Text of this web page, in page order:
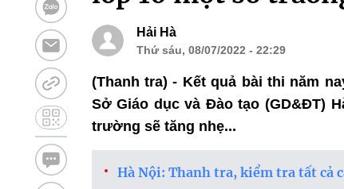
Hải Hà
Thứ sáu, 08/07/2022 - 22:29
(Thanh tra) - Kết quả bài thi năm
Sở Giáo dục và Đào tạo (GD&ĐT)
trường sẽ tăng nhẹ...
Hà Nội: Thanh tra, kiểm tra tất cả